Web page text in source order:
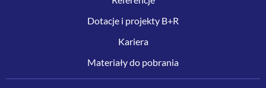
Dotacje i projekty B+R
Kariera
Materiały do pobrania